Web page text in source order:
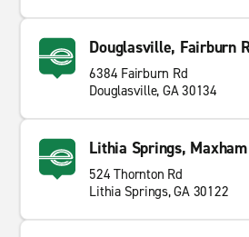
Douglasville, Fairburn
6384 Fairburn Rd
Douglasville, GA 30134
Lithia Springs,
524 Thornton Rd
Lithia Springs, GA 30122